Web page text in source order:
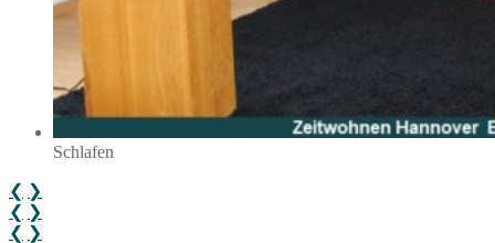
Schlafen
❮ ❯
❮ ❯
❮ ❯